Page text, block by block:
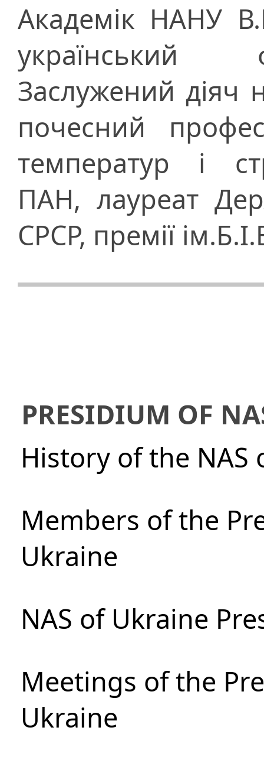
Академік НАНУ
український
Заслужений діяч
почесний
температур і
ПАН, лауреат
СРСР, премії
PRESIDIUM OF
History of the NAS
Members of the
Ukraine
NAS of Ukraine
Meetings of the
Ukraine